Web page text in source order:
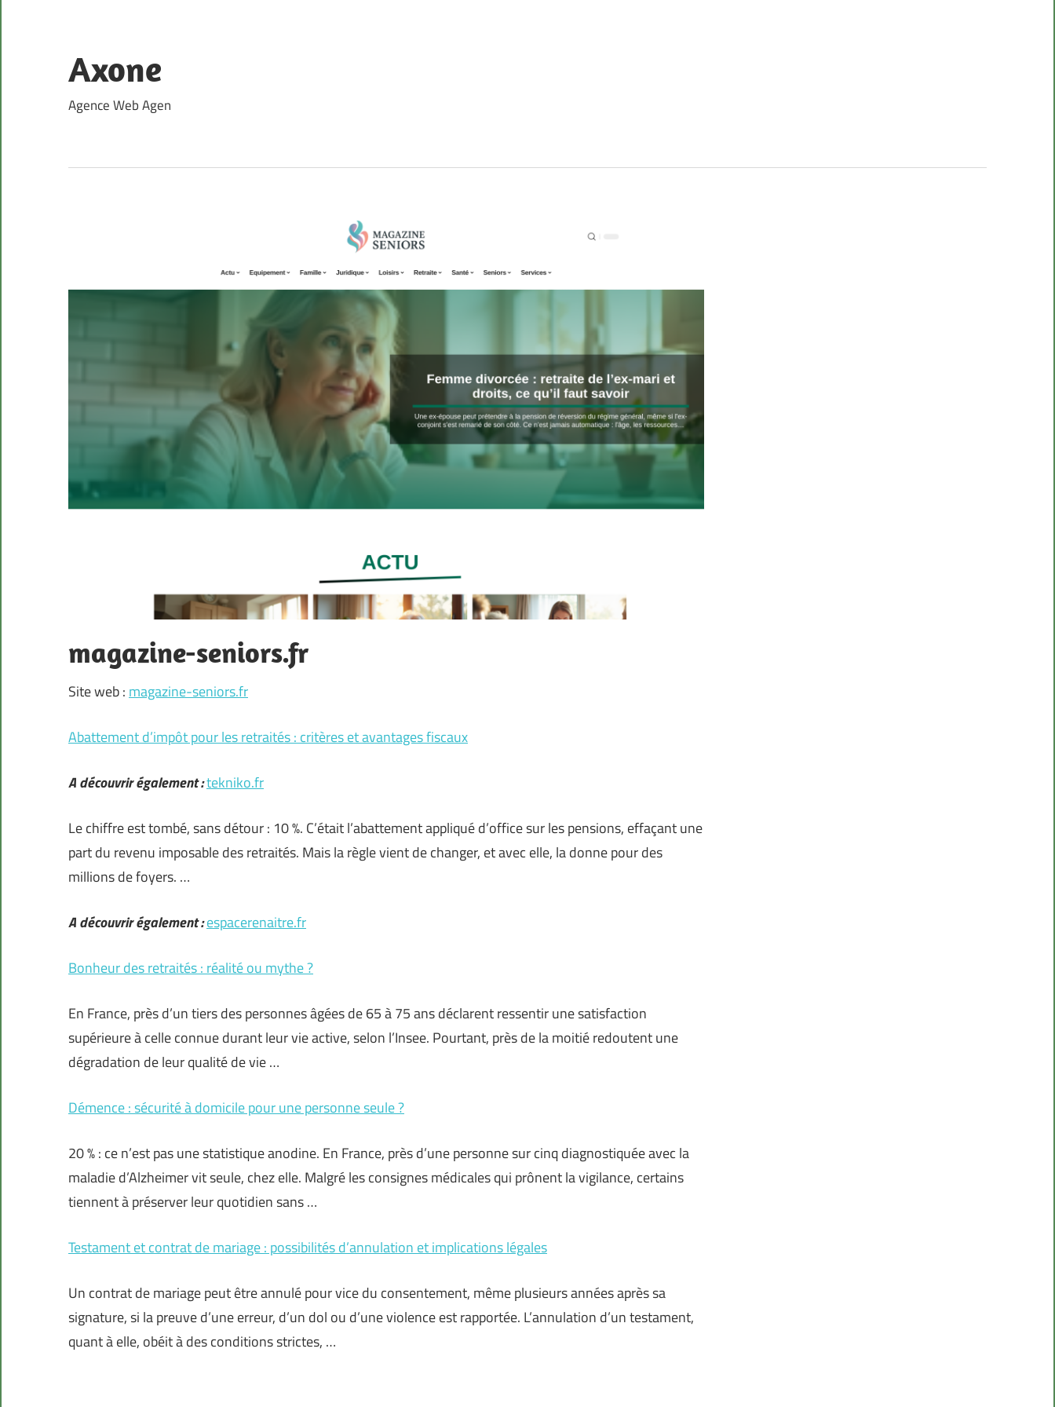
content
Axone
Agence Web Agen
magazine-seniors.fr
Site web : magazine-seniors.fr
Abattement d’impôt pour les retraités : critères et avantages fiscaux
A découvrir également :tekniko.fr
Le chiffre est tombé, sans détour : 10 %. C’était l’abattement appliqué d’office sur les pensions, effaçant une
part du revenu imposable des retraités. Mais la règle vient de changer, et avec elle, la donne pour des
millions de foyers. …
A découvrir également :espacerenaitre.fr
Bonheur des retraités : réalité ou mythe ?
En France, près d’un tiers des personnes âgées de 65 à 75 ans déclarent ressentir une satisfaction
supérieure à celle connue durant leur vie active, selon l’Insee. Pourtant, près de la moitié redoutent une
dégradation de leur qualité de vie …
Démence : sécurité à domicile pour une personne seule ?
20 % : ce n’est pas une statistique anodine. En France, près d’une personne sur cinq diagnostiquée avec la
maladie d’Alzheimer vit seule, chez elle. Malgré les consignes médicales qui prônent la vigilance, certains
tiennent à préserver leur quotidien sans …
Testament et contrat de mariage : possibilités d’annulation et implications légales
Un contrat de mariage peut être annulé pour vice du consentement, même plusieurs années après sa
signature, si la preuve d’une erreur, d’un dol ou d’une violence est rapportée. L’annulation d’un testament,
quant à elle, obéit à des conditions strictes, …